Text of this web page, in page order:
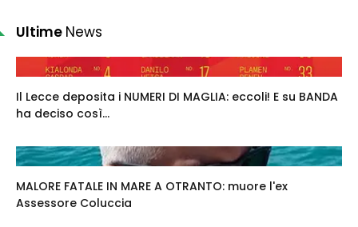
Ultime News
Il Lecce deposita i NUMERI DI MAGLIA: eccoli! E su BANDA
ha deciso così...
MALORE FATALE IN MARE A OTRANTO: muore l'ex
Assessore Coluccia